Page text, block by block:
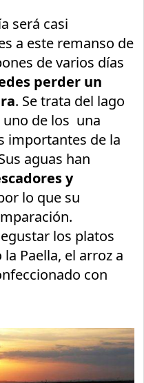
será casi
a este remanso de
de varios días
perder un
. Se trata del lago
uno de los una
importantes de la
aguas han
y
lo que su
los platos
Paella, el arroz a
con